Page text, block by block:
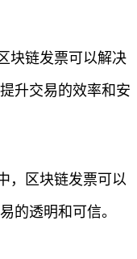
块链发票可以解决
升交易的效率和安
，区块链发票可以
的透明和可信。